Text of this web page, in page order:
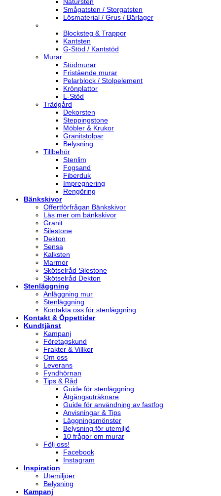
Smågatsten / Storgatsten
Lösmaterial / Grus / Bärlager
Blocksteg & Trappor
Kantsten
G-Stöd / Kantstöd
Murar
Stödmurar
Fristående murar
Pelarblock / Stolpelement
Krönplattor
L-Stöd
Trädgård
Dekorsten
Steppingstone
Möbler & Krukor
Granitstolpar
Belysning
Tillbehör
Stenlim
Fogsand
Fiberduk
Impregnering
Rengöring
Bänkskivor
Offertförfrågan Bänkskivor
Läs mer om bänkskivor
Granit
Silestone
Dekton
Sensa
Kalksten
Marmor
Skötselråd Silestone
Skötselråd Dekton
Stenläggning
Anläggning mur
Stenläggning
Kontakta oss för stenläggning
Kontakt & Öppettider
Kundtjänst
Kampanj
Företagskund
Frakter & Villkor
Om oss
Leverans
Fyndhörnan
Tips & Råd
Guide för stenläggning
Åtgångsuträknare
Guide för användning av fastfog
Anvisningar & Tips
Läggningsmönster
Belysning för utemiljö
10 frågor om murar
Följ oss!
Facebook
Instagram
Inspiration
Utemiljöer
Belysning
Kampanj